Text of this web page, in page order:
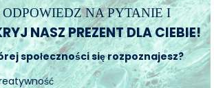
tworzenie mydeł o unikalnym i
AloeSoap od Art Soap i zacznij
i dekoracyjne mydła z korzyściami
łatwy i bezpieczny!
ODPOWIEDZ NA PYTANIE I
NASZ PREZENT DLA CIEBIE!
społeczności się rozpoznajesz?